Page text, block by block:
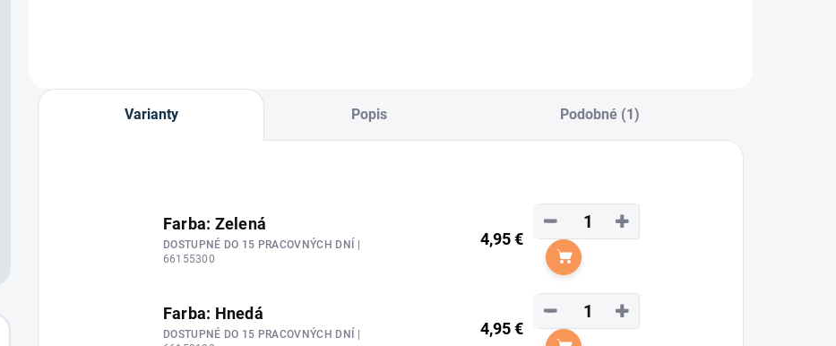
Varianty Popis Podobné (1)
Farba: Zelená
DOSTUPNÉ DO 15 PRACOVNÝCH DNÍ |
66155300
4,95 €
+
−
Do košíka
Farba: Hnedá
DOSTUPNÉ DO 15 PRACOVNÝCH DNÍ |
4,95 €
+
−